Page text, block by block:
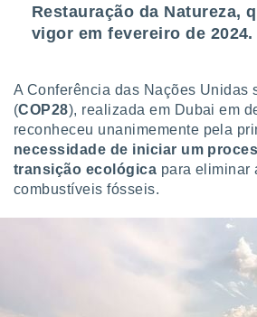
Restauração da Natureza,
vigor em fevereiro de 2024.
A Conferência das Nações Unidas
(COP28), realizada em Dubai em
reconheceu unanimemente pela
necessidade de iniciar um
transição ecológica para eliminar
combustíveis fósseis.